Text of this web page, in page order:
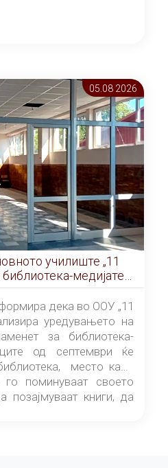
05.08 2026
училиште „11
медијатека
дека во ООУ „11
уредувањето на
за библиотека-
од септември ќе
место каде
поминуваат своето
позајмуваат книги, да